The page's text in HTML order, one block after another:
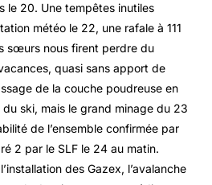
le 20. Une tempêtes inutiles
météo le 22, une rafale à 111
sœurs nous firent perdre du
quasi sans apport de
de la couche poudreuse en
ski, mais le grand minage du 23
de l’ensemble confirmée par
2 par le SLF le 24 au matin.
des Gazex, l’avalanche